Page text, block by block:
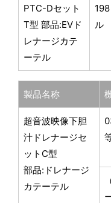
PTC-Dセット
T型 部品:EVド
レナージカテ
ーテル
製品名称
超音波映像下胆
汁ドレナージセ
ットC型
部品:ドレナージ
カテーテル